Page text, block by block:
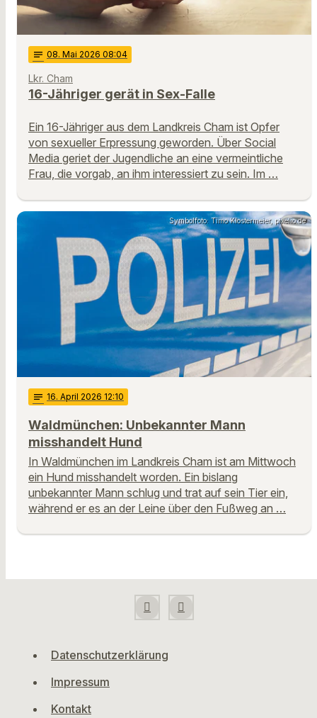
notes 08. Mai 2026 08:04
Lkr. Cham
16-Jähriger gerät in Sex-Falle
Ein 16-Jähriger aus dem Landkreis Cham ist Opfer
von sexueller Erpressung geworden. Über Social
Media geriet der Jugendliche an eine vermeintliche
Frau, die vorgab, an ihm interessiert zu sein. Im …
Symbolfoto: Timo Klostermeier, pixelio.de
notes 16. April 2026 12:10
Waldmünchen: Unbekannter Mann
misshandelt Hund
In Waldmünchen im Landkreis Cham ist am Mittwoch
ein Hund misshandelt worden. Ein bislang
unbekannter Mann schlug und trat auf sein Tier ein,
während er es an der Leine über den Fußweg an …
Datenschutzerklärung
Impressum
Kontakt